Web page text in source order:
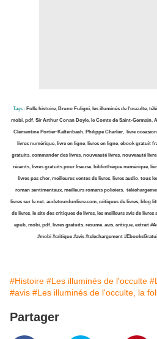
Tags : Folle histoire, Bruno Fuligni, les illuminés de l'occulte,
mobi, pdf, Sir Arthur Conan Doyle, le Comte de Saint-Germain,
Clémentine Portier-Kaltenbach, Philippe Charlier, livre occasion
livres numérique,livre en ligne, livres en ligne, ebook gratuit
gratuits, commander des livres, nouveauté livres, nouveauté
récents, livres gratuits pour liseuse, bibliothèque numérique,
livres pas cher,meilleures ventes de livres, livres audio, tous
roman sentimentaux, meilleurs romans policiers,
livres sur le net,audetourdunlivre.com,critiques de livres, blog
de livres,le site des critiques de livres, les meilleurs avis de livres
epub, mobi, pdf, livres gratuits, résumé,avis, critique, extrait
#mobi #critique #avis #telechargement
#Histoire #Les illuminés de l'occulte
#avis #Les illuminés de l'occulte, la
Partager